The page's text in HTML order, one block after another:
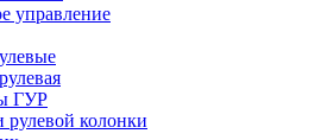
управление
ГУР
рулевой колонки